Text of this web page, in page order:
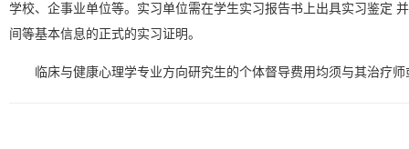
学校、企事业单位等。实习单位需在学生实习报告书上出具实习鉴定
间等基本信息的正式的实习证明。
临床与健康心理学专业方向研究生的个体督导费用均须与其治疗